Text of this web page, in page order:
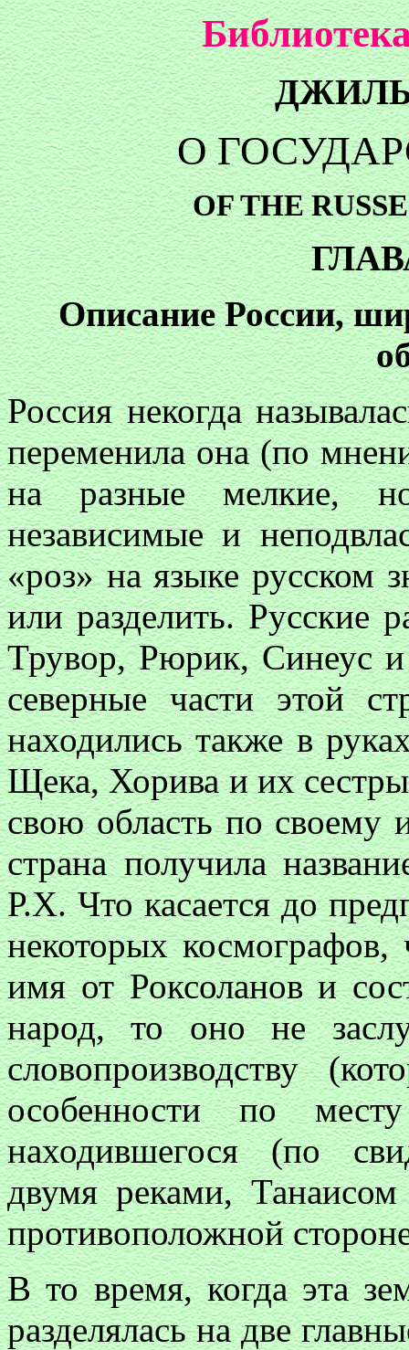
О
OF THE
Описание России,
Россия некогда
переменила она (по
на разные мелкие, но
независимые и
«роз» на языке русском
или разделить. Русские
Трувор, Рюрик, Синеус
северные части этой
находились также в
Щека, Хорива и их
свою область по своему
страна получила
Р.Х. Что касается до
некоторых космографов,
имя от Роксоланов и
народ, то оно не
словопроизводству
особенности по
находившегося (по
двумя реками,
противоположной
В то время, когда эта
разделялась на две